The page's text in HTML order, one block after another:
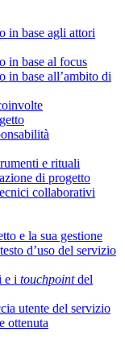
in base agli attori
in base al focus
in base all’ambito di
e rituali
di progetto
collaborativi
e la sua gestione
d’uso del servizio
e i touchpointdel
utente del servizio
ottenuta